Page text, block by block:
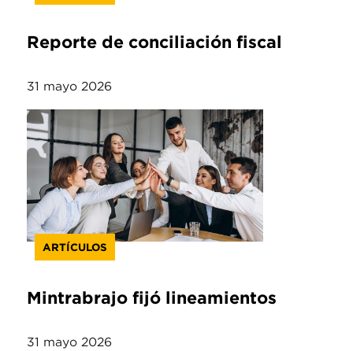
Reporte de conciliación fiscal
31 mayo 2026
ARTÍCULOS
Mintrabrajo fijó lineamientos
31 mayo 2026